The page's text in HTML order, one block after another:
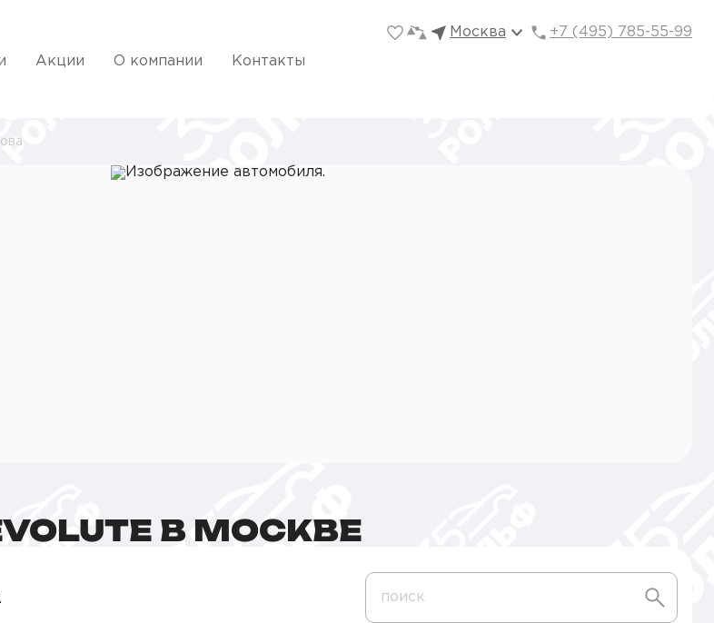
Москва +7 (495) 785-55-99
Акции О компании Контакты
В МОСКВЕ
поиск